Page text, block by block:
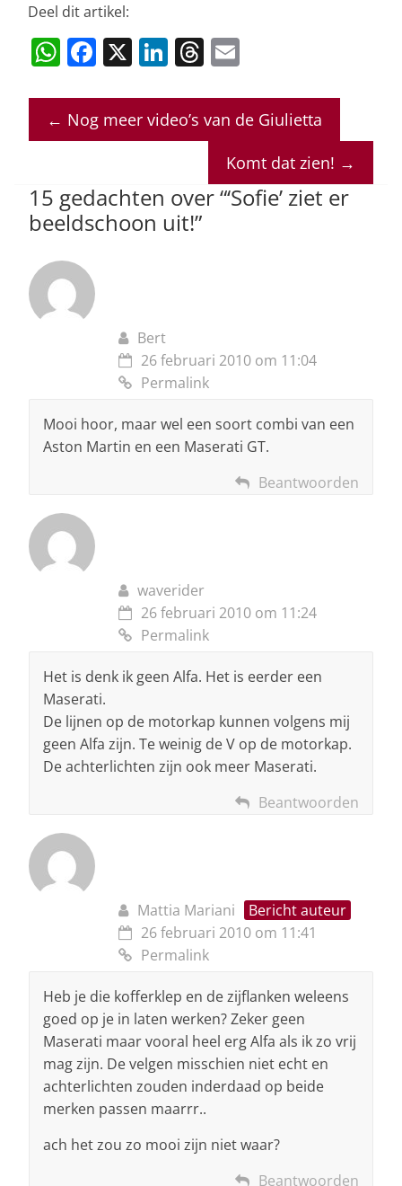
Deel dit artikel:
W
at
s
p
p
F
c
e
o
o
X Li
k
e
n
T
re
a
s
ai
l
← Nog meer video’s van de Giulietta
Komt dat zien! →
15 gedachten over “‘Sofie’ ziet er
beeldschoon uit!”
Bert
26 februari 2010 om 11:04
Permalink
Mooi hoor, maar wel een soort combi van een
Aston Martin en een Maserati GT.
Beantwoorden
waverider
26 februari 2010 om 11:24
Permalink
Het is denk ik geen Alfa. Het is eerder een
Maserati.
De lijnen op de motorkap kunnen volgens mij
geen Alfa zijn. Te weinig de V op de motorkap.
De achterlichten zijn ook meer Maserati.
Beantwoorden
Mattia Mariani
Bericht auteur
26 februari 2010 om 11:41
Permalink
Heb je die kofferklep en de zijflanken weleens
goed op je in laten werken? Zeker geen
Maserati maar vooral heel erg Alfa als ik zo vrij
mag zijn. De velgen misschien niet echt en
achterlichten zouden inderdaad op beide
merken passen maarrr..
ach het zou zo mooi zijn niet waar?
Beantwoorden